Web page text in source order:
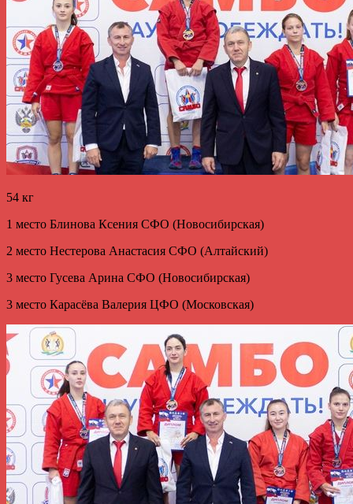
54 кг
1 место Блинова Ксения СФО (Новосибирская)
2 место Нестерова Анастасия СФО (Алтайский)
3 место Гусева Арина СФО (Новосибирская)
3 место Карасёва Валерия ЦФО (Московская)